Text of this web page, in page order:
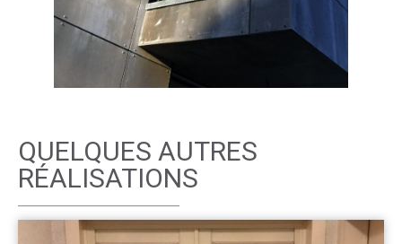
QUELQUES AUTRES
RÉALISATIONS